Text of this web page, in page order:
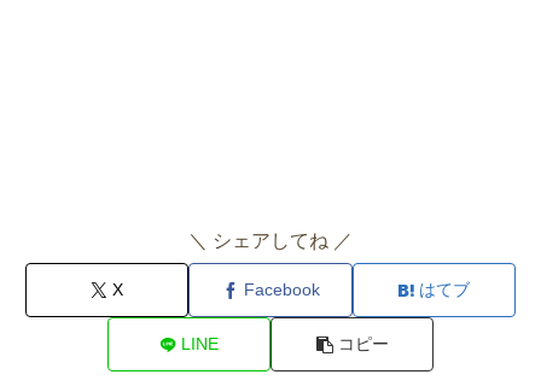
＼ シェアしてね ／
X Facebook はてブ
LINE コピー